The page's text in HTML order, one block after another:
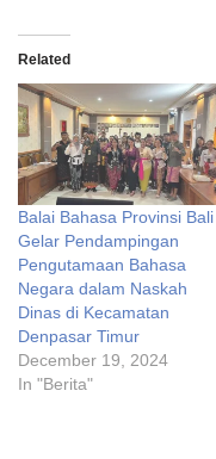
Related
Balai Bahasa Provinsi Bali
Gelar Pendampingan
Pengutamaan Bahasa
Negara dalam Naskah
Dinas di Kecamatan
Denpasar Timur
December 19, 2024
In "Berita"